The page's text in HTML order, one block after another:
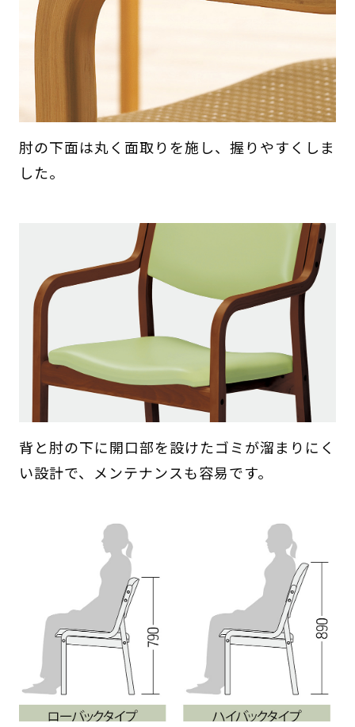
肘の下面は丸く面取りを施し、握りやすくしま
した。
背と肘の下に開口部を設けたゴミが溜まりにく
い設計で、メンテナンスも容易です。